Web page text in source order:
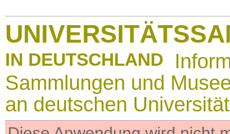
IN DEUTSCHLAND
Sammlungen und
an deutschen